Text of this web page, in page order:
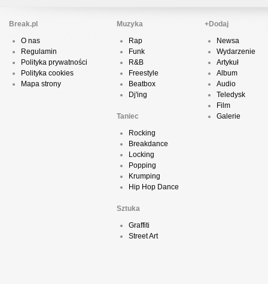
Break.pl
O nas
Regulamin
Polityka prywatności
Polityka cookies
Mapa strony
Muzyka
Rap
Funk
R&B
Freestyle
Beatbox
Dj'ing
Taniec
Rocking
Breakdance
Locking
Popping
Krumping
Hip Hop Dance
Sztuka
Graffiti
Street Art
+Dodaj
Newsa
Wydarzenie
Artykuł
Album
Audio
Teledysk
Film
Galerie